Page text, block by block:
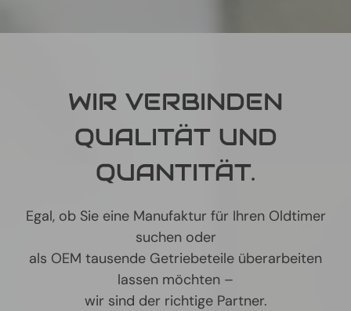
WIR VERBINDEN
QUALITÄT UND
QUANTITÄT.
Egal, ob Sie eine Manufaktur für Ihren Oldtimer
suchen oder
als OEM tausende Getriebeteile überarbeiten
lassen möchten –
wir sind der richtige Partner.